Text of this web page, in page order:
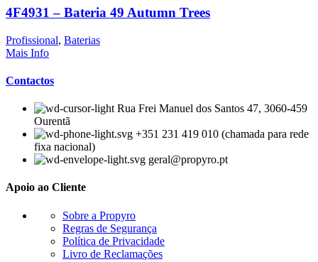
4F4931 – Bateria 49 Autumn Trees
Profissional, Baterias
Mais Info
Contactos
Rua Frei Manuel dos Santos 47, 3060-459
Ourentã​
+351 231 419 010 (chamada para rede
fixa nacional)
geral@propyro.pt
Apoio ao Cliente
Sobre a Propyro
Regras de Segurança
Política de Privacidade
Livro de Reclamações